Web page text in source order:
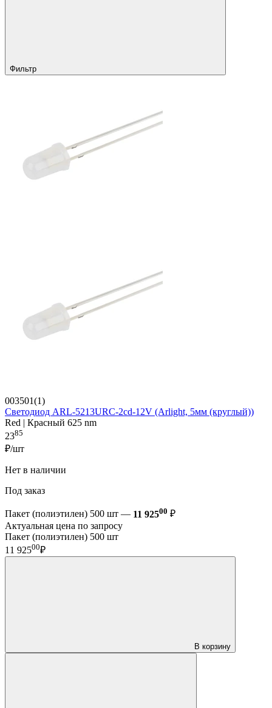
Фильтр
003501(1)
Светодиод ARL-5213URC-2cd-12V (Arlight, 5мм (круглый))
Red | Красный 625 nm
2385
₽/шт
Нет в наличии
Под заказ
Пакет (полиэтилен) 500 шт — 11 92500 ₽
Актуальная цена по запросу
Пакет (полиэтилен) 500 шт
11 92500₽
В корзину